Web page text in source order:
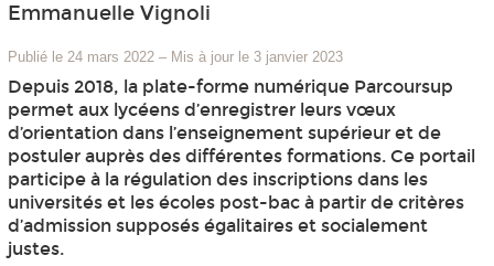
Emmanuelle Vignoli
Publié le 24 mars 2022 – Mis à jour le 3 janvier 2023
Depuis 2018, la plate-forme numérique Parcoursup
permet aux lycéens d’enregistrer leurs vœux
d’orientation dans l’enseignement supérieur et de
postuler auprès des différentes formations. Ce portail
participe à la régulation des inscriptions dans les
universités et les écoles post-bac à partir de critères
d’admission supposés égalitaires et socialement
justes.